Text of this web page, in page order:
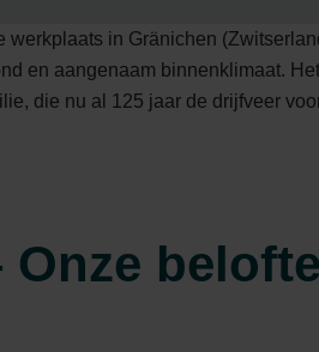
in Gränichen
en aangenaam binnenklimaat.
die nu al 125 jaar de drijfveer